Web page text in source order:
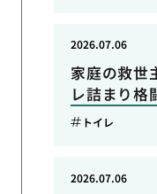
家庭の救世
レ詰まり格
2026.07.06
トイレ
2026.07.06